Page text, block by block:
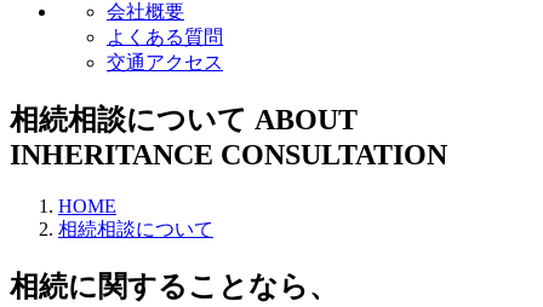
会社概要
よくある質問
交通アクセス
相続相談について ABOUT
INHERITANCE CONSULTATION
HOME
相続相談について
相続に関することなら、